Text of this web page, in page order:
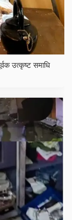
उत्कृष्ट समाधि